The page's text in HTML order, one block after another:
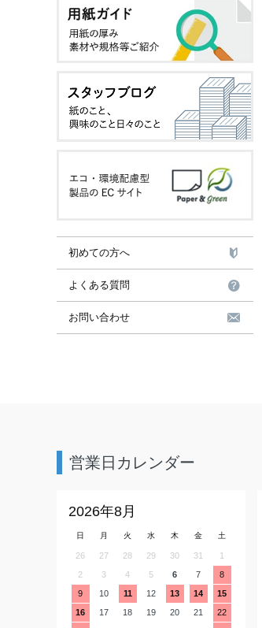
初めての方へ
よくある質問
お問い合わせ
営業日カレンダー
2026年8月
日 月 火 水 木 金 土
26 27 28 29 30 31
1
2
3 4 5 6 7
8
9
10 11 12 13 14
15
16
17 18 19 20 21
22